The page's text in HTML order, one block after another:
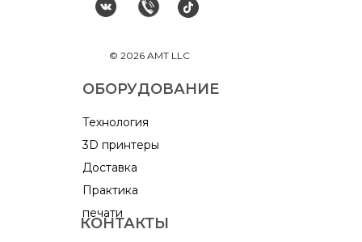
© 2026 AMT LLC
ОБОРУДОВАНИЕ
КОНТАКТЫ
Практика
печати
Доставка
3D принтеры
Технология